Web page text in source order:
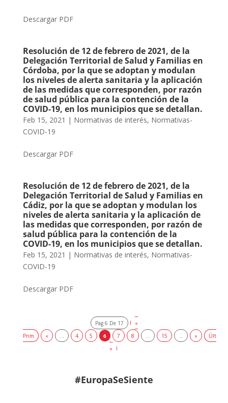
Descargar PDF
Resolución de 12 de febrero de 2021, de la
Delegación Territorial de Salud y Familias en
Córdoba, por la que se adoptan y modulan
los niveles de alerta sanitaria y la aplicación
de las medidas que corresponden, por razón
de salud pública para la contención de la
COVID-19, en los municipios que se detallan.
Feb 15, 2021 | Normativas de interés, Normativas-
COVID-19
Descargar PDF
Resolución de 12 de febrero de 2021, de la
Delegación Territorial de Salud y Familias en
Cádiz, por la que se adoptan y modulan los
niveles de alerta sanitaria y la aplicación de
las medidas que corresponden, por razón de
salud pública para la contención de la
COVID-19, en los municipios que se detallan.
Feb 15, 2021 | Normativas de interés, Normativas-
COVID-19
Descargar PDF
Pag 6 De 17
«
Prim
« 4 5 6 7 8 15 »
Últ
»
#EuropaSeSiente